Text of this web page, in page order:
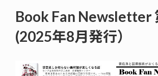
Book Fan Newsletter
(2025年8月発行）